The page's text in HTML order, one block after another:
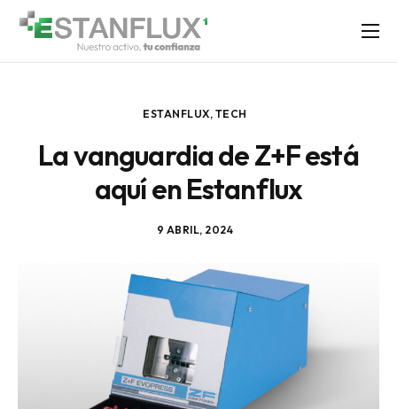
SOLUCIONES
NOSOTROS
ESTANFLUX, TECH
La vanguardia de Z+F está
aquí en Estanflux
9 ABRIL, 2024